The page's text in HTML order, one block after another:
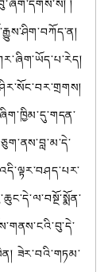
།
ཟེར་བའི་གཏམ་